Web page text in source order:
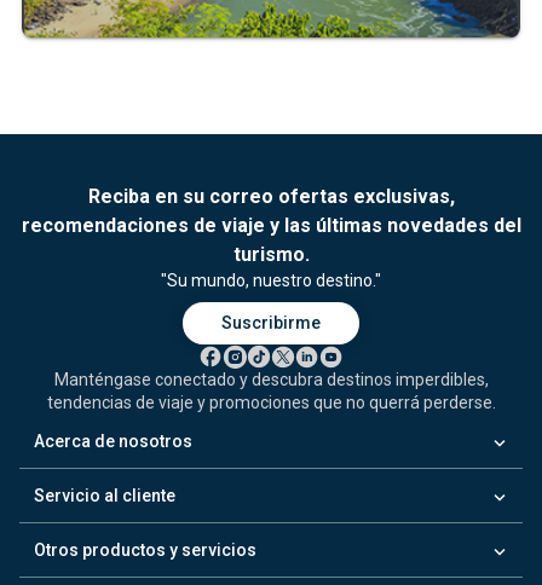
Reciba en su correo ofertas exclusivas,
recomendaciones de viaje y las últimas novedades del
turismo.
"Su mundo, nuestro destino."
Suscribirme
Manténgase conectado y descubra destinos imperdibles,
tendencias de viaje y promociones que no querrá perderse.
Acerca de nosotros
keyboard_arrow_down
Servicio al cliente keyboard_arrow_down
Otros productos y servicios keyboard_arrow_down